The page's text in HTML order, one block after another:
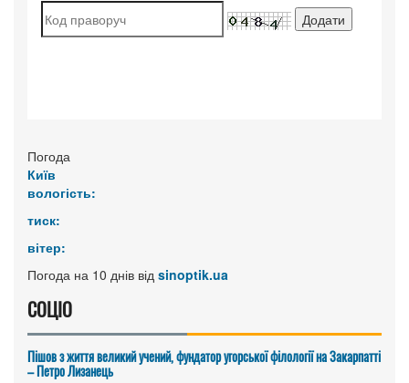
Погода
Київ
вологість:
тиск:
вітер:
Погода на 10 днів від sinoptik.ua
СОЦІО
Пішов з життя великий учений, фундатор угорської філології на Закарпатті
– Петро Лизанець